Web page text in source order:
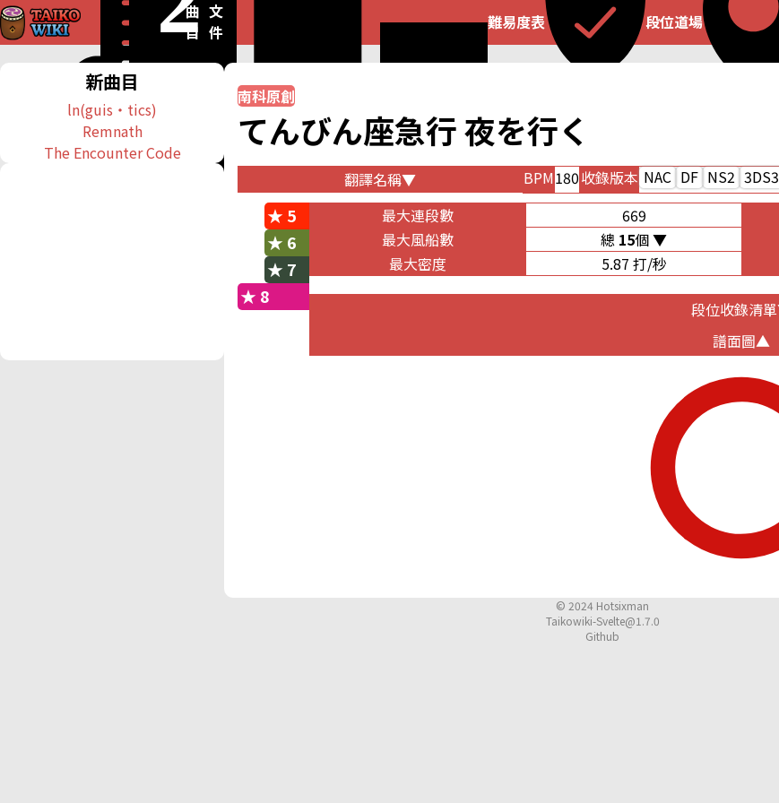
曲
目
文
件
難易度表 段位道場
新曲目
ln(guis・tics)
Remnath
The Encounter Code
南科原創
てんびん座急行 夜を行く
翻譯名稱
韓文(非官方)
천칭자리 급행 밤을 거닐다
簡體中文
Libra Express runs at night
羅馬字
Tenbinza Kyuukou Yoru o Iku
BPM180收錄版本 NAC DF NS2 3DS3
★ 5
★ 6
★ 7
★ 8
最大連段數 669
最大風船數
總 15個
最大密度
5.87 打/秒
段位收錄清單
譜面圖
© 2024 Hotsixman
Taikowiki-Svelte@1.7.0
Github